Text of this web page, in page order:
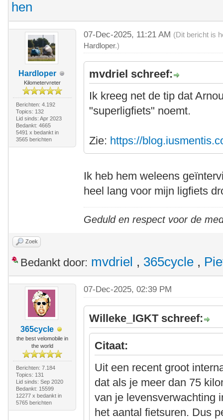
hen
Hardloper
Kilometervreter
Berichten: 4.192
Topics: 132
Lid sinds: Apr 2023
Bedankt: 4665
5491 x bedankt in
3565 berichten
07-Dec-2025, 11:21 AM (Dit bericht is
Hardloper.)
mvdriel schreef:
Ik kreeg net de tip dat
"superligfiets" noemt.
Zie: https://
Ik heb hem weleens
heel lang voor mijn ligfiets
Geduld en respect voor de
Zoek
Bedankt door: mvdriel , 365cycle ,
365cycle
the best velomobile in
the world
Berichten: 7.184
Topics: 131
Lid sinds: Sep 2020
Bedankt: 15599
12277 x bedankt in
5765 berichten
07-Dec-2025, 02:39 PM
Willeke_IGKT schreef:
Citaat:
Uit een recent groot
dat als je meer dan 75
van je levensverwachting
het aantal fietsuren. Dus